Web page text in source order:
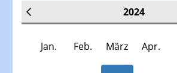
2024
Jan. Feb. März Apr.